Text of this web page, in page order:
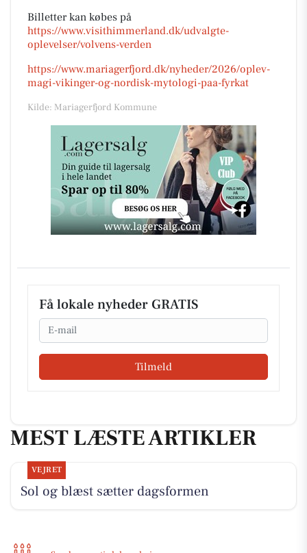
Billetter kan købes på
https://www.visithimmerland.dk/udvalgte-
oplevelser/volvens-verden
https://www.mariagerfjord.dk/nyheder/2026/oplev-
magi-vikinger-og-nordisk-mytologi-paa-fyrkat
Kilde: Mariagerfjord Kommune
Få lokale nyheder GRATIS
Email
Tilmeld
MEST LÆSTE ARTIKLER
VEJRET
Sol og blæst sætter dagsformen